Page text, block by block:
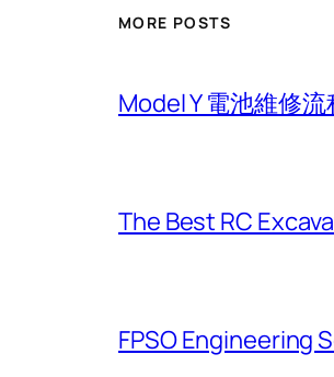
MORE POSTS
Model Y 電池維修
The Best RC
FPSO Engineering